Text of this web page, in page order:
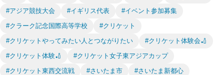
#アジア競技大会
#イギリス代表
#イベント参加募集
#クラーク記念国際高等学校
#クリケット
#クリケットやってみたい人とつながりたい
#クリケット体験会🏏
#クリケット体験🏏
#クリケット女子東アジアカップ
#クリケット東西交流戦
#さいたま市
#さいたま新都心